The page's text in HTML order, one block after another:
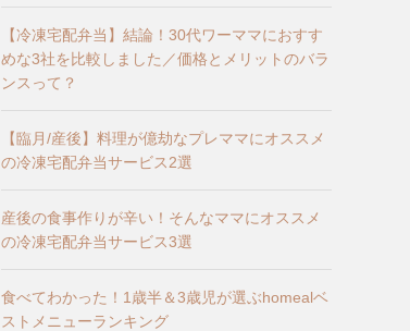
【冷凍宅配弁当】結論！30代ワーママにおすす
めな3社を比較しました／価格とメリットのバラ
ンスって？
【臨月/産後】料理が億劫なプレママにオススメ
の冷凍宅配弁当サービス2選
産後の食事作りが辛い！そんなママにオススメ
の冷凍宅配弁当サービス3選
食べてわかった！1歳半＆3歳児が選ぶhomealベ
ストメニューランキング